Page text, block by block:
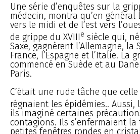
Une série d’enquêtes sur la
médecin, montra qu’en
vers le midi et de l’est vers
de grippe du XVIIIe siècle qui,
Saxe, gagnèrent l’Allemagne,
France, l’Espagne et l’Italie. La
commencé en Suède et au
Paris.
C’était une rude tâche que
régnaient les épidémies.. Aussi,
ils imaginé certaines
contagions. Ils s’enfermaient
petites fenêtres rondes en